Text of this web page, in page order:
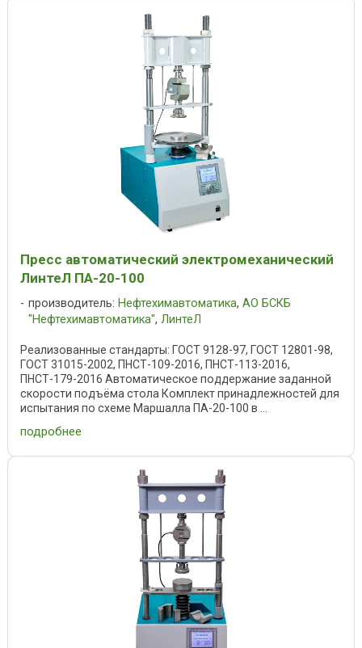
Пресс автоматический электромеханический
ЛинтеЛ ПА-20-100
производитель: Нефтехимавтоматика, АО БСКБ
"Нефтехимавтоматика", ЛинтеЛ
Реализованные стандарты: ГОСТ 9128-97, ГОСТ 12801-98,
ГОСТ 31015-2002, ПНСТ-109-2016, ПНСТ-113-2016,
ПНСТ-179-2016 Автоматическое поддержание заданной
скорости подъёма стола Комплект принадлежностей для
испытания по схеме Маршалла ПА-20-100 в ...
подробнее